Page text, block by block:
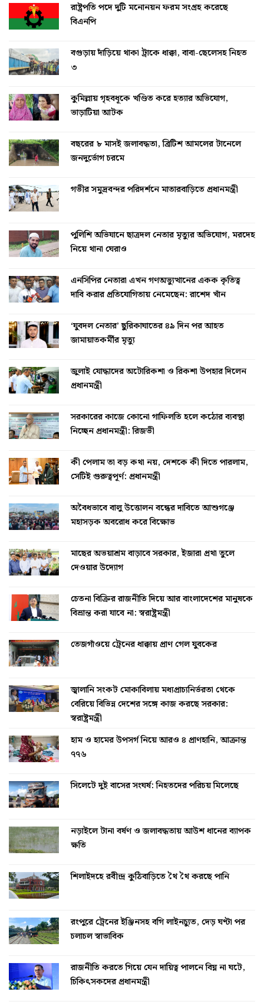
রাষ্ট্রপতি পদে দুটি মনোনয়ন ফরম সংগ্রহ করেছে
বিএনপি
বগুড়ায় দাঁড়িয়ে থাকা ট্রাকে ধাক্কা, বাবা-ছেলেসহ নিহত
৩
কুমিল্লায় গৃহবধূকে খণ্ডিত করে হত্যার অভিযোগ,
ভাড়াটিয়া আটক
বছরের ৮ মাসই জলাবদ্ধতা, ব্রিটিশ আমলের টানেলে
জনদুর্ভোগ চরমে
গভীর সমুদ্রবন্দর পরিদর্শনে মাতারবাড়িতে প্রধানমন্ত্রী
পুলিশি অভিযানে ছাত্রদল নেতার মৃত্যুর অভিযোগ, মরদেহ
নিয়ে থানা ঘেরাও
এনসিপির নেতারা এখন গণঅভ্যুত্থানের একক কৃতিত্ব
দাবি করার প্রতিযোগিতায় নেমেছেন: রাশেদ খাঁন
‘যুবদল নেতার’ ছুরিকাঘাতের ৪৯ দিন পর আহত
জামায়াতকর্মীর মৃত্যু
জুলাই যোদ্ধাদের অটোরিকশা ও রিকশা উপহার দিলেন
প্রধানমন্ত্রী
সরকারের কাজে কোনো গাফিলতি হলে কঠোর ব্যবস্থা
নিচ্ছেন প্রধানমন্ত্রী: রিজভী
কী পেলাম তা বড় কথা নয়, দেশকে কী দিতে পারলাম,
সেটিই গুরুত্বপূর্ণ: প্রধানমন্ত্রী
অবৈধভাবে বালু উত্তোলন বন্ধের দাবিতে আশুগঞ্জে
মহাসড়ক অবরোধ করে বিক্ষোভ
মাছের অভয়াশ্রম বাড়াবে সরকার, ইজারা প্রথা তুলে
দেওয়ার উদ্যোগ
চেতনা বিক্রির রাজনীতি দিয়ে আর বাংলাদেশের মানুষকে
বিভ্রান্ত করা যাবে না: স্বরাষ্ট্রমন্ত্রী
তেজগাঁওয়ে ট্রেনের ধাক্কায় প্রাণ গেল যুবকের
জ্বালানি সংকট মোকাবিলায় মধ্যপ্রাচ্যনির্ভরতা থেকে
বেরিয়ে বিভিন্ন দেশের সঙ্গে কাজ করছে সরকার:
স্বরাষ্ট্রমন্ত্রী
হাম ও হামের উপসর্গ নিয়ে আরও ৪ প্রাণহানি, আক্রান্ত
৭৭৬
সিলেটে দুই বাসের সংঘর্ষ: নিহতদের পরিচয় মিলেছে
নড়াইলে টানা বর্ষণ ও জলাবদ্ধতায় আউশ ধানের ব্যাপক
ক্ষতি
শিলাইদহে রবীন্দ্র কুঠিবাড়িতে থৈ থৈ করছে পানি
রংপুরে ট্রেনের ইঞ্জিনসহ বগি লাইনচ্যুত, দেড় ঘণ্টা পর
চলাচল স্বাভাবিক
রাজনীতি করতে গিয়ে যেন দায়িত্ব পালনে বিঘ্ন না ঘটে,
চিকিৎসকদের প্রধানমন্ত্রী